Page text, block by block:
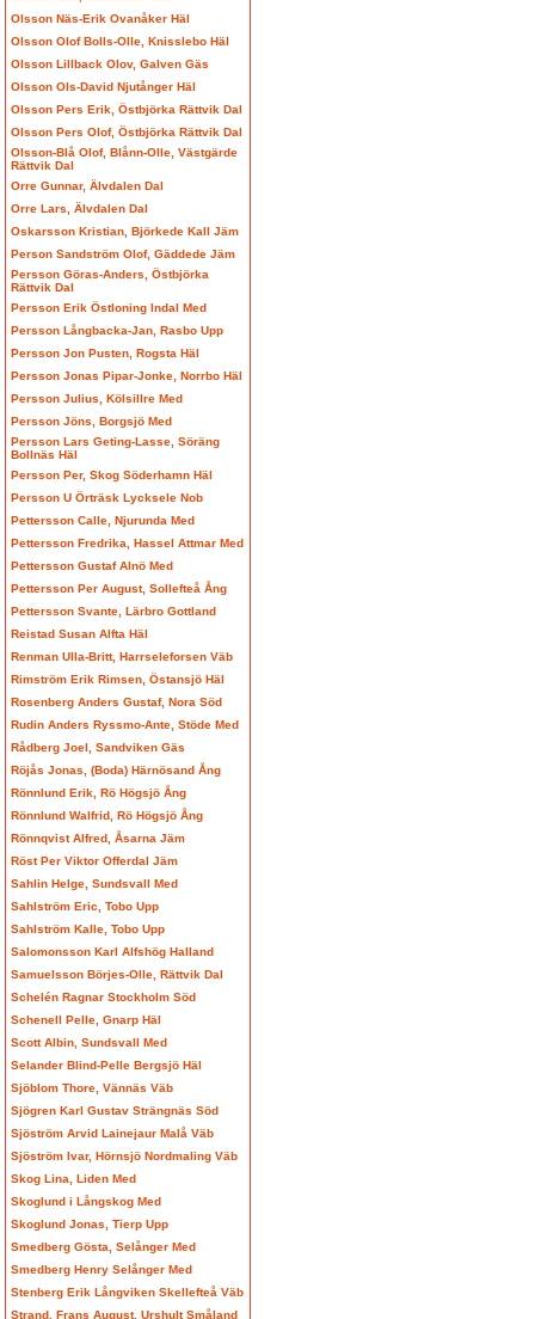
Olsson Näs-Erik Ovanåker Häl
Olsson Olof Bolls-Olle, Knisslebo Häl
Olsson Lillback Olov, Galven Gäs
Olsson Ols-David Njutånger Häl
Olsson Pers Erik, Östbjörka Rättvik Dal
Olsson Pers Olof, Östbjörka Rättvik Dal
Olsson-Blå Olof, Blånn-Olle, Västgärde
Rättvik Dal
Orre Gunnar, Älvdalen Dal
Orre Lars, Älvdalen Dal
Oskarsson Kristian, Björkede Kall Jäm
Person Sandström Olof, Gäddede Jäm
Persson Göras-Anders, Östbjörka
Rättvik Dal
Persson Erik Östloning Indal Med
Persson Långbacka-Jan, Rasbo Upp
Persson Jon Pusten, Rogsta Häl
Persson Jonas Pipar-Jonke, Norrbo Häl
Persson Julius, Kölsillre Med
Persson Jöns, Borgsjö Med
Persson Lars Geting-Lasse, Söräng
Bollnäs Häl
Persson Per, Skog Söderhamn Häl
Persson U Örträsk Lycksele Nob
Pettersson Calle, Njurunda Med
Pettersson Fredrika, Hassel Attmar Med
Pettersson Gustaf Alnö Med
Pettersson Per August, Sollefteå Ång
Pettersson Svante, Lärbro Gottland
Reistad Susan Alfta Häl
Renman Ulla-Britt, Harrseleforsen Väb
Rimström Erik Rimsen, Östansjö Häl
Rosenberg Anders Gustaf, Nora Söd
Rudin Anders Ryssmo-Ante, Stöde Med
Rådberg Joel, Sandviken Gäs
Röjås Jonas, (Boda) Härnösand Ång
Rönnlund Erik, Rö Högsjö Ång
Rönnlund Walfrid, Rö Högsjö Ång
Rönnqvist Alfred, Åsarna Jäm
Röst Per Viktor Offerdal Jäm
Sahlin Helge, Sundsvall Med
Sahlström Eric, Tobo Upp
Sahlström Kalle, Tobo Upp
Salomonsson Karl Alfshög Halland
Samuelsson Börjes-Olle, Rättvik Dal
Schelén Ragnar Stockholm Söd
Schenell Pelle, Gnarp Häl
Scott Albin, Sundsvall Med
Selander Blind-Pelle Bergsjö Häl
Sjöblom Thore, Vännäs Väb
Sjögren Karl Gustav Strängnäs Söd
Sjöström Arvid Lainejaur Malå Väb
Sjöström Ivar, Hörnsjö Nordmaling Väb
Skog Lina, Liden Med
Skoglund i Långskog Med
Skoglund Jonas, Tierp Upp
Smedberg Gösta, Selånger Med
Smedberg Henry Selånger Med
Stenberg Erik Långviken Skellefteå Väb
Strand, Frans August, Urshult Småland